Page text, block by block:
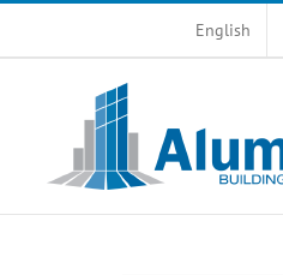
English